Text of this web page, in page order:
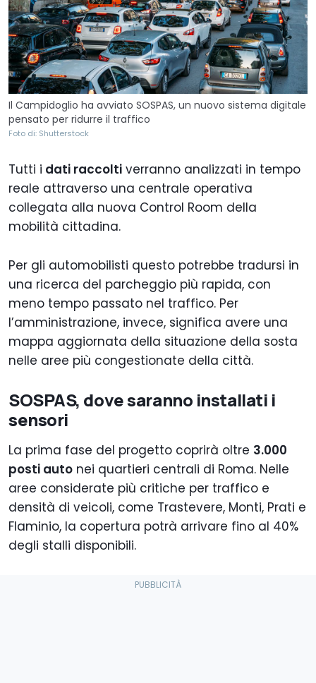
Il Campidoglio ha avviato SOSPAS, un nuovo sistema digitale
pensato per ridurre il traffico
Foto di: Shutterstock
Tutti i dati raccolti verranno analizzati in tempo
reale attraverso una centrale operativa
collegata alla nuova Control Room della
mobilità cittadina.
Per gli automobilisti questo potrebbe tradursi in
una ricerca del parcheggio più rapida, con
meno tempo passato nel traffico. Per
l’amministrazione, invece, significa avere una
mappa aggiornata della situazione della sosta
nelle aree più congestionate della città.
SOSPAS, dove saranno installati i
sensori
La prima fase del progetto coprirà oltre 3.000
posti auto nei quartieri centrali di Roma. Nelle
aree considerate più critiche per traffico e
densità di veicoli, come Trastevere, Monti, Prati e
Flaminio, la copertura potrà arrivare fino al 40%
degli stalli disponibili.